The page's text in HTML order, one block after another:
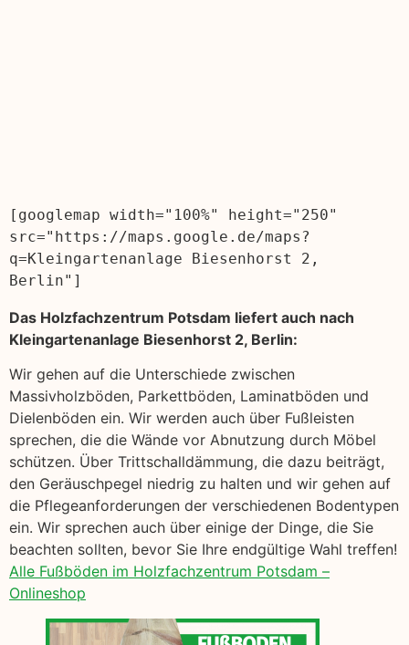
[googlemap width="100%" height="250"
src="https://maps.google.de/maps?
q=Kleingartenanlage Biesenhorst 2,
Berlin"]
Das Holzfachzentrum Potsdam liefert auch nach
Kleingartenanlage Biesenhorst 2, Berlin:
Wir gehen auf die Unterschiede zwischen
Massivholzböden, Parkettböden, Laminatböden und
Dielenböden ein. Wir werden auch über Fußleisten
sprechen, die die Wände vor Abnutzung durch Möbel
schützen. Über Trittschalldämmung, die dazu beiträgt,
den Geräuschpegel niedrig zu halten und wir gehen auf
die Pflegeanforderungen der verschiedenen Bodentypen
ein. Wir sprechen auch über einige der Dinge, die Sie
beachten sollten, bevor Sie Ihre endgültige Wahl treffen!
Alle Fußböden im Holzfachzentrum Potsdam –
Onlineshop